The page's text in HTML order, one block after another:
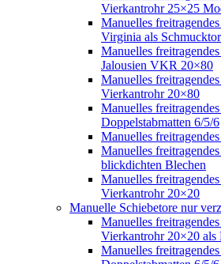
Vierkantrohr 25×25
Manuelles
Virginia als Schmucktor
Manuelles
Jalousien VKR 20×80
Manuelles
Vierkantrohr 20×80
Manuelles
Doppelstabmatten 6/5/6
Manuelles
Manuelles
blickdichten Blechen
Manuelles
Vierkantrohr 20×20
Manuelle Schiebetore nur
Manuelles
Vierkantrohr 20×20
Manuelles